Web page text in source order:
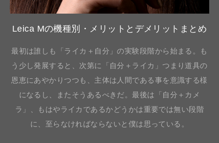
Leica Mの機種別・メリットとデメリットまとめ
最初は誰しも「ライカ＋自分」の実験段階から始まる。も
う少し発展すると、次第に「自分＋ライカ」つまり道具の
恩恵にあやかりつつも、主体は人間である事を意識する様
になるし、またそうあるべきだ。最後は「自分＋カメ
ラ」、もはやライカであるかどうかは重要では無い段階
に、至らなければならないと僕は思っている。